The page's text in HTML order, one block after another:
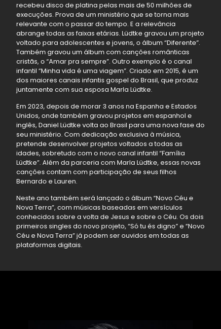
recebeu disco de platina pelas mais de 50 milhões de
execuções. Prova de um ministério que se torna mais
relevante com o passar do tempo. E a relevância
abrange todas as faixas etárias. Lüdtke gravou um projeto
voltado para adolescentes e jovens, o álbum “Diferente”.
Também gravou um álbum com canções românticas
cristãs, o “Amar pra sempre”. Outro exemplo é o canal
infantil “Minha vida é uma viagem”. Criado em 2015, é um
dos maiores canais infantis gospel do Brasil, que produz
juntamente com sua esposa Marla Lüdtke.
Em 2023, depois de morar 3 anos na Espanha e Estados
Unidos, onde também gravou projetos em espanhol e
inglês, Daniel Lüdtke volta ao Brasil para uma nova fase do
seu ministério. Com dedicação exclusiva à música,
pretende desenvolver projetos voltados a todas as
idades, sobretudo com o novo canal infantil “Família
Lüdtke”. Além da parceria com Marla Lüdtke, essas novas
canções contam com participação de seus filhos
Bernardo e Lauren.
Neste ano também será lançado o álbum “Novo Céu e
Nova Terra”, com músicas baseadas em versículos
conhecidos sobre a volta de Jesus e sobre o Céu. Os dois
primeiros singles do novo projeto, “Só tu és digno” e “Novo
Céu e Nova Terra” já podem ser ouvidos em todas as
plataformas digitais.